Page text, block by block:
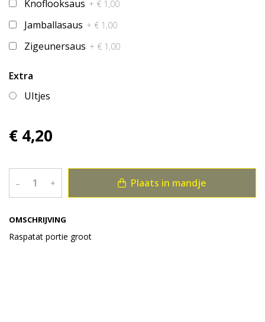
OMSCHRIJVING
Raspatat portie groot
Knoflooksaus + € 1,00
Jamballasaus + € 1,00
Zigeunersaus + € 1,00
Extra
UItjes
€ 4,20
– + Plaats in mandje